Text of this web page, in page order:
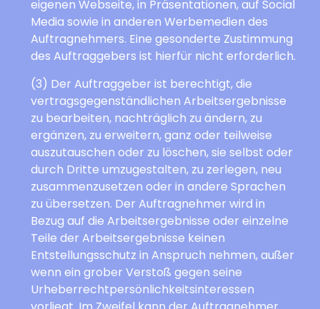
eigenen Webseite, in Präsentationen, auf Social
Media sowie in anderen Werbemedien des
Auftragnehmers. Eine gesonderte Zustimmung
des Auftraggebers ist hierfür nicht erforderlich.
(3) Der Auftraggeber ist berechtigt, die
vertragsgegenständlichen Arbeitsergebnisse
zu bearbeiten, nachträglich zu ändern, zu
ergänzen, zu erweitern, ganz oder teilweise
auszutauschen oder zu löschen, sie selbst oder
durch Dritte umzugestalten, zu zerlegen, neu
zusammenzusetzen oder in andere Sprachen
zu übersetzen. Der Auftragnehmer wird in
Bezug auf die Arbeitsergebnisse oder einzelne
Teile der Arbeitsergebnisse keinen
Entstellungsschutz in Anspruch nehmen, außer
wenn ein grober Verstoß gegen seine
Urheberrechtpersönlichkeitsinteressen